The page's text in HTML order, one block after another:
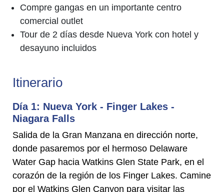
Compre gangas en un importante centro
comercial outlet
Tour de 2 días desde Nueva York con hotel y
desayuno incluidos
Itinerario
Día 1: Nueva York - Finger Lakes -
Niagara Falls
Salida de la Gran Manzana en dirección norte,
donde pasaremos por el hermoso Delaware
Water Gap hacia Watkins Glen State Park, en el
corazón de la región de los Finger Lakes. Camine
por el Watkins Glen Canyon para visitar las